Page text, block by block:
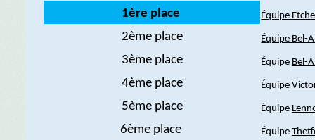
1ère place Équipe
2ème place Équipe Bel-
3ème place Équipe Bel-
4ème place Équipe
5ème place Équipe
6ème place Équipe